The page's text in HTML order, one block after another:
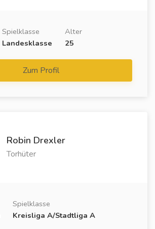
Spielklasse
Landesklasse
Alter
25
Zum Profil
Robin Drexler
Torhüter
Spielklasse
Kreisliga A/Stadtliga A